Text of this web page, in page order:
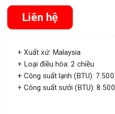
Liên hệ
+ Xuất xứ: Malaysia
+ Loại điều hòa: 2 chiều
+ Công suất lạnh (BTU): 7.500
+ Công suất sưởi (BTU): 8.500